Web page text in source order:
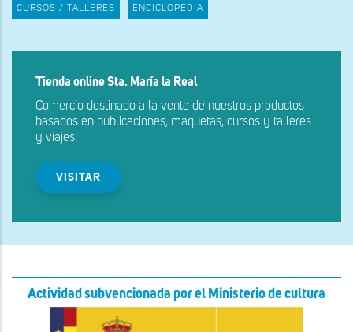
CURSOS / TALLERES ENCICLOPEDIA
Tienda online Sta. María la Real
Comercio destinado a la venta de nuestros productos
basados en publicaciones, maquetas, cursos y talleres
y viajes.
VISITAR
Actividad subvencionada por el Ministerio de cultura